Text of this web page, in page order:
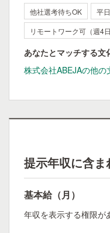
他社選考待ちOK
平
リモートワーク可（週4
あなたとマッチする文
株式会社ABEJAの他の
提示年収に含ま
基本給（月）
年収を表示する権限が